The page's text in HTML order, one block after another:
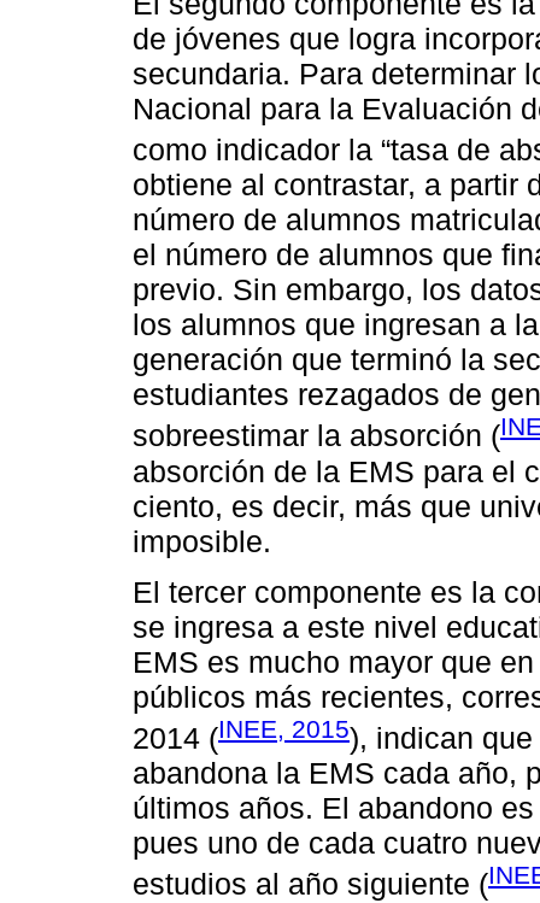
de jóvenes que logra
secundaria. Para determinar
Nacional para la Evaluación
como indicador la “tasa de
obtiene al contrastar, a partir
número de alumnos
el número de alumnos que
previo. Sin embargo, los
los alumnos que ingresan a
generación que terminó la
estudiantes rezagados de
sobreestimar la absorción (
absorción de la EMS para el
ciento, es decir, más que
imposible.
El tercer componente es la
se ingresa a este nivel
EMS es mucho mayor que
públicos más recientes,
2014 (INEE, 2015), indican
abandona la EMS cada año,
últimos años. El abandono
pues uno de cada cuatro
estudios al año siguiente (